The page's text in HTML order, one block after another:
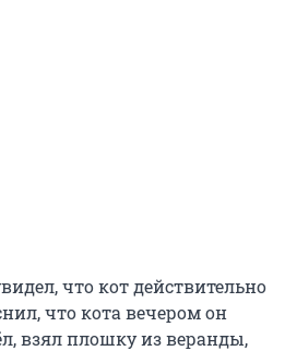
что кот действительно
что кота вечером он
взял плошку из веранды,